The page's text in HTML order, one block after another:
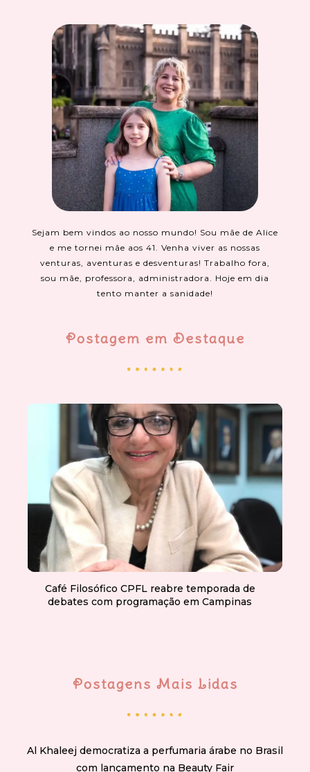
Sejam bem vindos ao nosso mundo! Sou mãe de Alice
e me tornei mãe aos 41. Venha viver as nossas
venturas, aventuras e desventuras! Trabalho fora,
sou mãe, professora, administradora. Hoje em dia
tento manter a sanidade!
Postagem em Destaque
Café Filosófico CPFL reabre temporada de
debates com programação em Campinas
Postagens Mais Lidas
Al Khaleej democratiza a perfumaria árabe no Brasil
com lançamento na Beauty Fair